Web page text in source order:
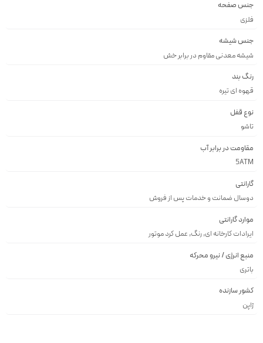
جنس صفحه
فلزى
جنس شیشه
شيشه معدنى مقاوم در برابر خش
رنگ بند
قهوه اى تيره
نوع قفل
تاشو
مقاومت در برابر آب
5ATM
گارانتی
دوسال ضمانت و خدمات پس از فروش
موارد گارانتی
ایرادات کارخانه ای, رنگ, عمل کرد موتور
منبع انرژی / نیرو محرکه
باتری
کشور سازنده
ژاپن